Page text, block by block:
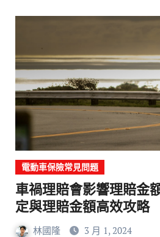
電動車保險常見問題
車禍理賠會影響理賠金
定與理賠金額高效攻略
林國隆 3 月 1, 2024